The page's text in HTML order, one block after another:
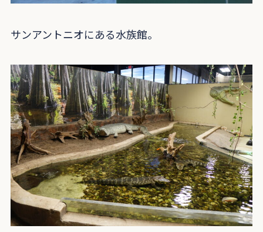
サンアントニオにある水族館。